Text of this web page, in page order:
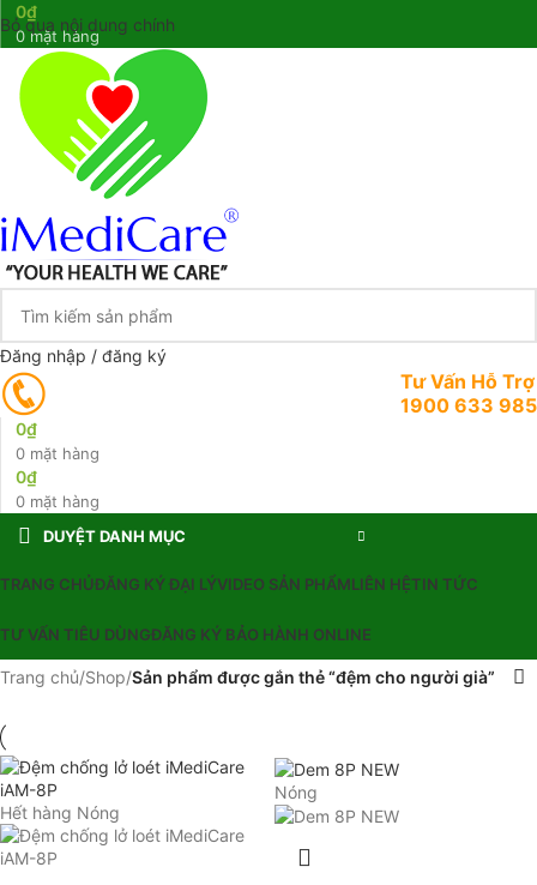
Bỏ qua nội dung chính
0mặt hàng
0₫
Đăng nhập / đăng ký
Tư Vấn Hỗ Trợ
1900 633 985
0 mặt hàng
0₫
0 mặt hàng
0₫
DUYỆT DANH MỤC
TRANG CHỦĐĂNG KÝ ĐẠI LÝVIDEO SẢN PHẨMLIÊN HỆTIN TỨC
TƯ VẤN TIÊU DÙNGĐĂNG KÝ BẢO HÀNH ONLINE
Trang chủ/Shop/Sản phẩm được gắn thẻ “đệm cho người già”
Hết hàng Nóng
Nóng